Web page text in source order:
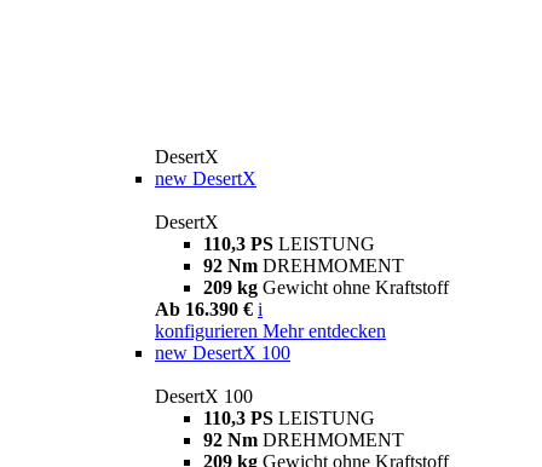
DesertX
new DesertX
DesertX
110,3 PS LEISTUNG
92 Nm DREHMOMENT
209 kg Gewicht ohne Kraftstoff
Ab 16.390 € i
konfigurieren Mehr entdecken
new DesertX 100
DesertX 100
110,3 PS LEISTUNG
92 Nm DREHMOMENT
209 kg Gewicht ohne Kraftstoff